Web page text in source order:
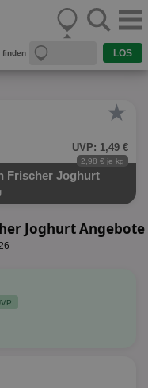
finden
★
UVP: 1,49 €
2,98 € je kg
Frischer Joghurt
Joghurt Angebote